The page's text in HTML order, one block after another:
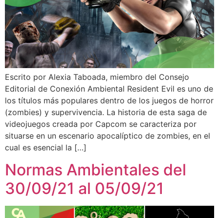
Escrito por Alexia Taboada, miembro del Consejo
Editorial de Conexión Ambiental Resident Evil es uno de
los títulos más populares dentro de los juegos de horror
(zombies) y supervivencia. La historia de esta saga de
videojuegos creada por Capcom se caracteriza por
situarse en un escenario apocalíptico de zombies, en el
cual es esencial la […]
Normas Ambientales del
30/09/21 al 05/09/21